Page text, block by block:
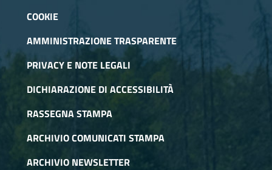
COOKIE
AMMINISTRAZIONE TRASPARENTE
PRIVACY E NOTE LEGALI
DICHIARAZIONE DI ACCESSIBILITÀ
RASSEGNA STAMPA
ARCHIVIO COMUNICATI STAMPA
ARCHIVIO NEWSLETTER